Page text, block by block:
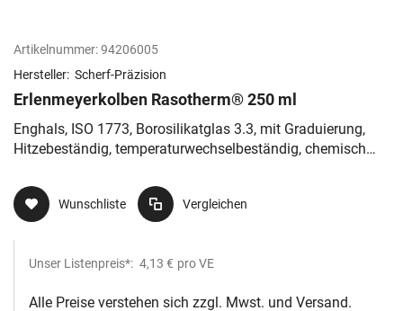
Artikelnummer:94206005
Hersteller: Scherf-Präzision
Erlenmeyerkolben Rasotherm® 250 ml
Enghals, ISO 1773, Borosilikatglas 3.3, mit Graduierung,
Hitzebeständig, temperaturwechselbeständig, chemisch
Wunschliste Vergleichen
Unser Listenpreis*: 4,13 € pro VE
Alle Preise verstehen sich zzgl. Mwst. und Versand.